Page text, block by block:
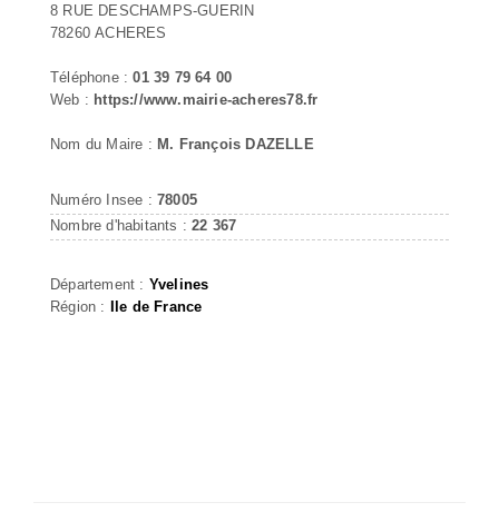
8 RUE DESCHAMPS-GUERIN
78260 ACHERES
Téléphone :01 39 79 64 00
Web : https://www.mairie-acheres78.fr
Nom du Maire : M. François DAZELLE
Numéro Insee : 78005
Nombre d'habitants :22 367
Département : Yvelines
Région : Ile de France